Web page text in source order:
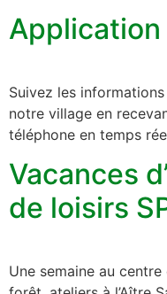
Application
Suivez les
notre village en
téléphone en temps
Vacances
de loisirs
Une semaine au